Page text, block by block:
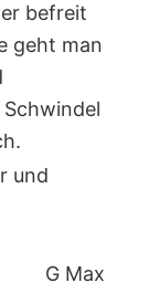
befreit
geht man
und
G Max